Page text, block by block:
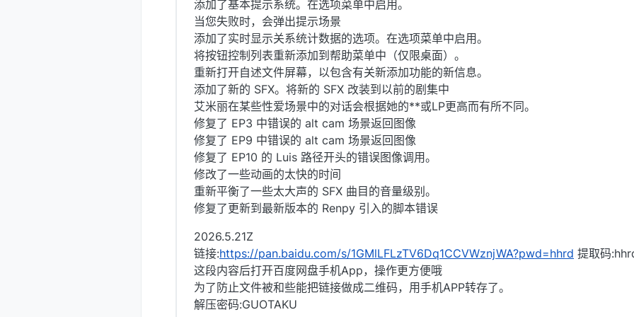
添加了基本提示系统。在选项菜单中启用。
当您失败时，会弹出提示场景
添加了实时显示关系统计数据的选项。在选项菜单中启用。
将按钮控制列表重新添加到帮助菜单中（仅限桌面）。
重新打开自述文件屏幕，以包含有关新添加功能的新信息。
添加了新的 SFX。将新的 SFX 改装到以前的剧集中
艾米丽在某些性爱场景中的对话会根据她的**或LP更高而有所不同。
修复了 EP3 中错误的 alt cam 场景返回图像
修复了 EP9 中错误的 alt cam 场景返回图像
修复了 EP10 的 Luis 路径开头的错误图像调用。
修改了一些动画的太快的时间
重新平衡了一些太大声的 SFX 曲目的音量级别。
修复了更新到最新版本的 Renpy 引入的脚本错误
2026.5.21Z
链接:https://pan.baidu.com/s/1GMlLFLzTV6Dq1CCVWznjWA?pwd=hhrd 提取码
这段内容后打开百度网盘手机App，操作更方便哦
为了防止文件被和些能把链接做成二维码，用手机APP转存了。
解压密码:GUOTAKU